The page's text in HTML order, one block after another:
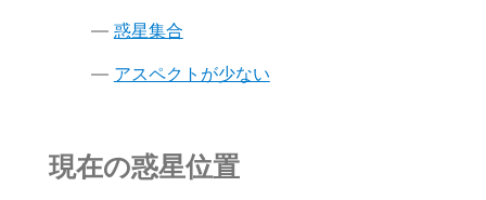
惑星集合
アスペクトが少ない
現在の惑星位置